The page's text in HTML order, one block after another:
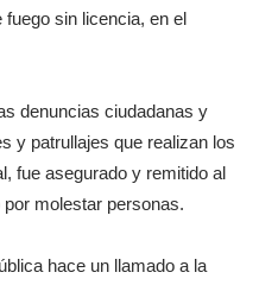
sin licencia, en el
denuncias ciudadanas y
y patrullajes que realizan los
fue asegurado y remitido al
molestar personas.
hace un llamado a la